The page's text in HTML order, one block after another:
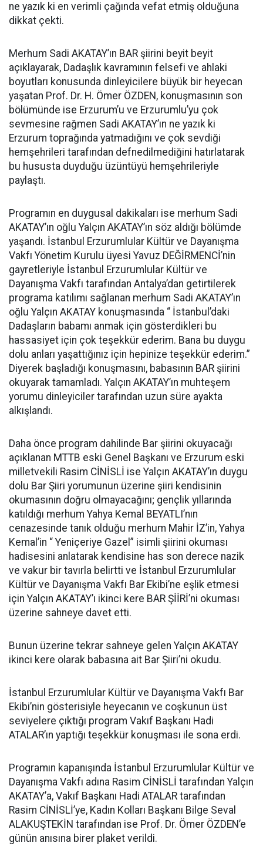
ne yazık ki en verimli çağında vefat etmiş olduğuna
dikkat çekti.
Merhum Sadi AKATAY’ın BAR şiirini beyit beyit
açıklayarak, Dadaşlık kavramının felsefi ve ahlaki
boyutları konusunda dinleyicilere büyük bir heyecan
yaşatan Prof. Dr. H. Ömer ÖZDEN, konuşmasının son
bölümünde ise Erzurum’u ve Erzurumlu’yu çok
sevmesine rağmen Sadi AKATAY’ın ne yazık ki
Erzurum toprağında yatmadığını ve çok sevdiği
hemşehrileri tarafından defnedilmediğini hatırlatarak
bu hususta duyduğu üzüntüyü hemşehrileriyle
paylaştı.
Programın en duygusal dakikaları ise merhum Sadi
AKATAY’ın oğlu Yalçın AKATAY’ın söz aldığı bölümde
yaşandı. İstanbul Erzurumlular Kültür ve Dayanışma
Vakfı Yönetim Kurulu üyesi Yavuz DEĞİRMENCİ’nin
gayretleriyle İstanbul Erzurumlular Kültür ve
Dayanışma Vakfı tarafından Antalya’dan getirtilerek
programa katılımı sağlanan merhum Sadi AKATAY’ın
oğlu Yalçın AKATAY konuşmasında “ İstanbul’daki
Dadaşların babamı anmak için gösterdikleri bu
hassasiyet için çok teşekkür ederim. Bana bu duygu
dolu anları yaşattığınız için hepinize teşekkür ederim.”
Diyerek başladığı konuşmasını, babasının BAR şiirini
okuyarak tamamladı. Yalçın AKATAY’ın muhteşem
yorumu dinleyiciler tarafından uzun süre ayakta
alkışlandı.
Daha önce program dahilinde Bar şiirini okuyacağı
açıklanan MTTB eski Genel Başkanı ve Erzurum eski
milletvekili Rasim CİNİSLİ ise Yalçın AKATAY’ın duygu
dolu Bar Şiiri yorumunun üzerine şiiri kendisinin
okumasının doğru olmayacağını; gençlik yıllarında
katıldığı merhum Yahya Kemal BEYATLI’nın
cenazesinde tanık olduğu merhum Mahir İZ’in, Yahya
Kemal’in “ Yeniçeriye Gazel” isimli şiirini okuması
hadisesini anlatarak kendisine has son derece nazik
ve vakur bir tavırla belirtti ve İstanbul Erzurumlular
Kültür ve Dayanışma Vakfı Bar Ekibi’ne eşlik etmesi
için Yalçın AKATAY’ı ikinci kere BAR ŞİİRİ’ni okuması
üzerine sahneye davet etti.
Bunun üzerine tekrar sahneye gelen Yalçın AKATAY
ikinci kere olarak babasına ait Bar Şiiri’ni okudu.
İstanbul Erzurumlular Kültür ve Dayanışma Vakfı Bar
Ekibi’nin gösterisiyle heyecanın ve coşkunun üst
seviyelere çıktığı program Vakıf Başkanı Hadi
ATALAR’ın yaptığı teşekkür konuşması ile sona erdi.
Programın kapanışında İstanbul Erzurumlular Kültür ve
Dayanışma Vakfı adına Rasim CİNİSLİ tarafından Yalçın
AKATAY’a, Vakıf Başkanı Hadi ATALAR tarafından
Rasim CİNİSLİ’ye, Kadın Kolları Başkanı Bilge Seval
ALAKUŞTEKİN tarafından ise Prof. Dr. Ömer ÖZDEN’e
günün anısına birer plaket verildi.